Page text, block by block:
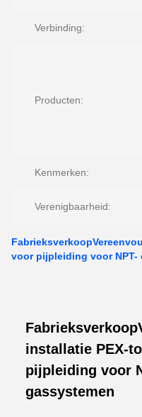
Verbinding:
Producten:
Kenmerken:
Verenigbaarheid:
voor pijpleiding voor NPT-
installatie PEX-
pijpleiding voor
gassystemen